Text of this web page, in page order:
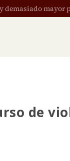
demasiado mayor
de